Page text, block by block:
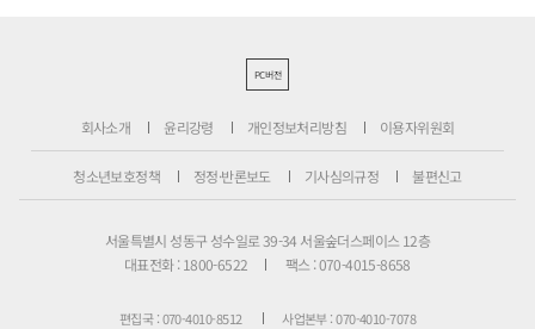
PC버전
회사소개 윤리강령 개인정보처리방침 이용자위원회
청소년보호정책 정정·반론보도 기사심의규정 불편신고
서울특별시 성동구 성수일로 39-34 서울숲더스페이스 12층
대표전화 : 1800-6522
팩스 : 070-4015-8658
편집국 : 070-4010-8512 사업본부 : 070-4010-7078